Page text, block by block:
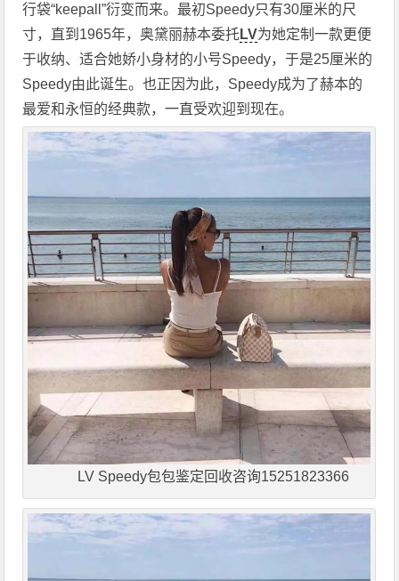
行袋“keepall”衍变而来。最初Speedy只有30厘米的尺
寸，直到1965年，奥黛丽赫本委托LV为她定制一款更便
于收纳、适合她娇小身材的小号Speedy，于是25厘米的
Speedy由此诞生。也正因为此，Speedy成为了赫本的
最爱和永恒的经典款，一直受欢迎到现在。
LV Speedy包包鉴定回收咨询15251823366